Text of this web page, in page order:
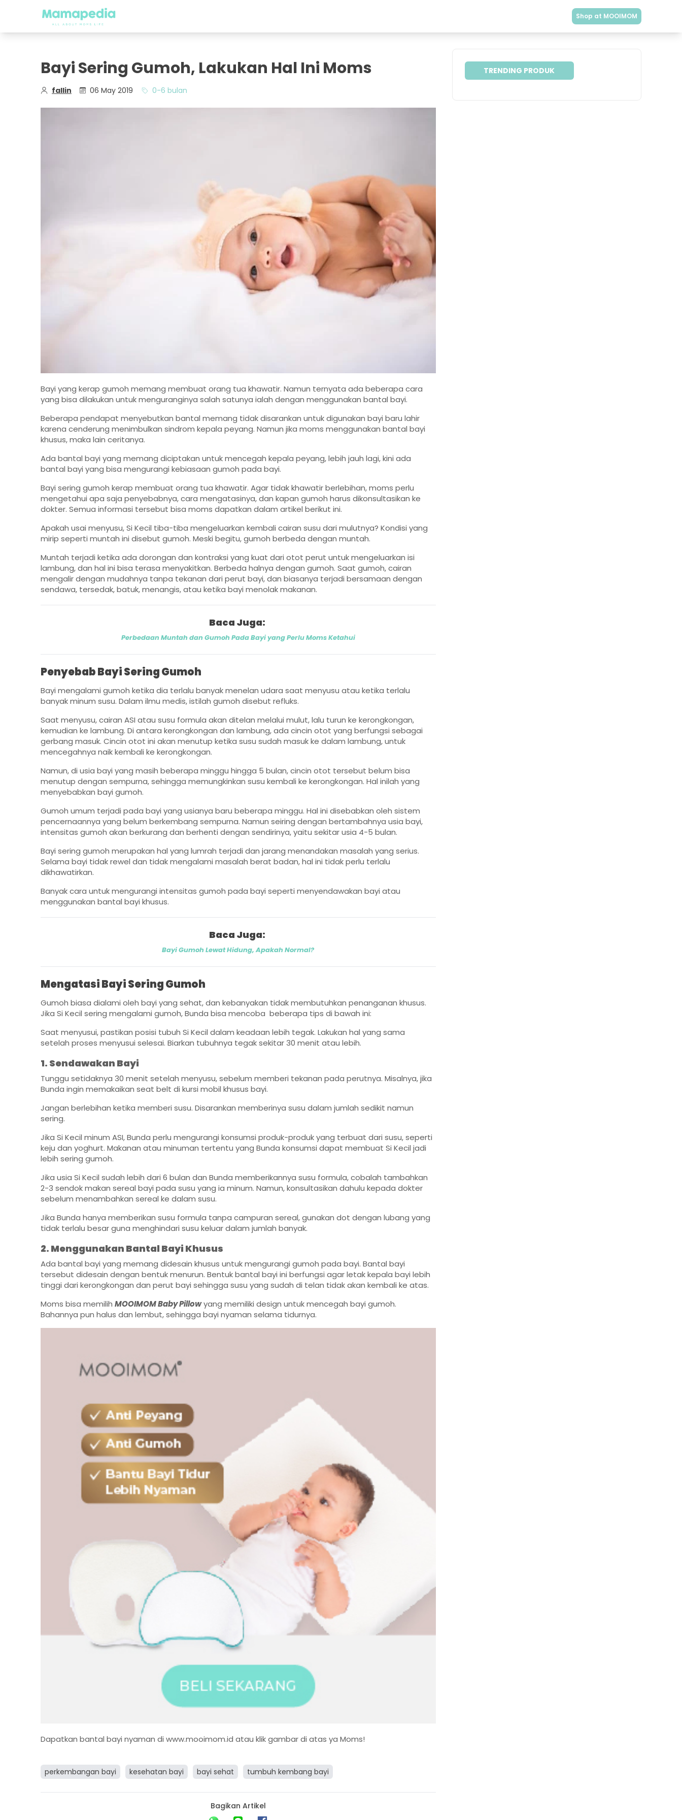
Shop at MOOIMOM
Bayi Sering Gumoh, Lakukan Hal Ini Moms
fallin 06 May 2019 0-6 bulan
Bayi yang kerap gumoh memang membuat orang tua khawatir. Namun ternyata ada beberapa cara
yang bisa dilakukan untuk menguranginya salah satunya ialah dengan menggunakan bantal bayi.
Beberapa pendapat menyebutkan bantal memang tidak disarankan untuk digunakan bayi baru lahir
karena cenderung menimbulkan sindrom kepala peyang. Namun jika moms menggunakan bantal bayi
khusus, maka lain ceritanya.
Ada bantal bayi yang memang diciptakan untuk mencegah kepala peyang, lebih jauh lagi, kini ada
bantal bayi yang bisa mengurangi kebiasaan gumoh pada bayi.
Bayi sering gumoh kerap membuat orang tua khawatir. Agar tidak khawatir berlebihan, moms perlu
mengetahui apa saja penyebabnya, cara mengatasinya, dan kapan gumoh harus dikonsultasikan ke
dokter. Semua informasi tersebut bisa moms dapatkan dalam artikel berikut ini.
Apakah usai menyusu, Si Kecil tiba-tiba mengeluarkan kembali cairan susu dari mulutnya? Kondisi yang
mirip seperti muntah ini disebut gumoh. Meski begitu, gumoh berbeda dengan muntah.
Muntah terjadi ketika ada dorongan dan kontraksi yang kuat dari otot perut untuk mengeluarkan isi
lambung, dan hal ini bisa terasa menyakitkan. Berbeda halnya dengan gumoh. Saat gumoh, cairan
mengalir dengan mudahnya tanpa tekanan dari perut bayi, dan biasanya terjadi bersamaan dengan
sendawa, tersedak, batuk, menangis, atau ketika bayi menolak makanan.
Baca Juga:
Perbedaan Muntah dan Gumoh Pada Bayi yang Perlu Moms Ketahui
Penyebab Bayi Sering Gumoh
Bayi mengalami gumoh ketika dia terlalu banyak menelan udara saat menyusu atau ketika terlalu
banyak minum susu. Dalam ilmu medis, istilah gumoh disebut refluks.
Saat menyusu, cairan ASI atau susu formula akan ditelan melalui mulut, lalu turun ke kerongkongan,
kemudian ke lambung. Di antara kerongkongan dan lambung, ada cincin otot yang berfungsi sebagai
gerbang masuk. Cincin otot ini akan menutup ketika susu sudah masuk ke dalam lambung, untuk
mencegahnya naik kembali ke kerongkongan.
Namun, di usia bayi yang masih beberapa minggu hingga 5 bulan, cincin otot tersebut belum bisa
menutup dengan sempurna, sehingga memungkinkan susu kembali ke kerongkongan. Hal inilah yang
menyebabkan bayi gumoh.
Gumoh umum terjadi pada bayi yang usianya baru beberapa minggu. Hal ini disebabkan oleh sistem
pencernaannya yang belum berkembang sempurna. Namun seiring dengan bertambahnya usia bayi,
intensitas gumoh akan berkurang dan berhenti dengan sendirinya, yaitu sekitar usia 4-5 bulan.
Bayi sering gumoh merupakan hal yang lumrah terjadi dan jarang menandakan masalah yang serius.
Selama bayi tidak rewel dan tidak mengalami masalah berat badan, hal ini tidak perlu terlalu
dikhawatirkan.
Banyak cara untuk mengurangi intensitas gumoh pada bayi seperti menyendawakan bayi atau
menggunakan bantal bayi khusus.
Baca Juga:
Bayi Gumoh Lewat Hidung, Apakah Normal?
Mengatasi Bayi Sering Gumoh
Gumoh biasa dialami oleh bayi yang sehat, dan kebanyakan tidak membutuhkan penanganan khusus.
Jika Si Kecil sering mengalami gumoh, Bunda bisa mencoba beberapa tips di bawah ini:
Saat menyusui, pastikan posisi tubuh Si Kecil dalam keadaan lebih tegak. Lakukan hal yang sama
setelah proses menyusui selesai. Biarkan tubuhnya tegak sekitar 30 menit atau lebih.
1. Sendawakan Bayi
Tunggu setidaknya 30 menit setelah menyusu, sebelum memberi tekanan pada perutnya. Misalnya, jika
Bunda ingin memakaikan seat belt di kursi mobil khusus bayi.
Jangan berlebihan ketika memberi susu. Disarankan memberinya susu dalam jumlah sedikit namun
sering.
Jika Si Kecil minum ASI, Bunda perlu mengurangi konsumsi produk-produk yang terbuat dari susu, seperti
keju dan yoghurt. Makanan atau minuman tertentu yang Bunda konsumsi dapat membuat Si Kecil jadi
lebih sering gumoh.
Jika usia Si Kecil sudah lebih dari 6 bulan dan Bunda memberikannya susu formula, cobalah tambahkan
2-3 sendok makan sereal bayi pada susu yang ia minum. Namun, konsultasikan dahulu kepada dokter
sebelum menambahkan sereal ke dalam susu.
Jika Bunda hanya memberikan susu formula tanpa campuran sereal, gunakan dot dengan lubang yang
tidak terlalu besar guna menghindari susu keluar dalam jumlah banyak.
2. Menggunakan Bantal Bayi Khusus
Ada bantal bayi yang memang didesain khusus untuk mengurangi gumoh pada bayi. Bantal bayi
tersebut didesain dengan bentuk menurun. Bentuk bantal bayi ini berfungsi agar letak kepala bayi lebih
tinggi dari kerongkongan dan perut bayi sehingga susu yang sudah di telan tidak akan kembali ke atas.
Moms bisa memilih MOOIMOM Baby Pillowyang memiliki design untuk mencegah bayi gumoh.
Bahannya pun halus dan lembut, sehingga bayi nyaman selama tidurnya.
Dapatkan bantal bayi nyaman di www.mooimom.id atau klik gambar di atas ya Moms!
perkembangan bayi kesehatan bayi bayi sehat tumbuh kembang bayi
Bagikan Artikel
TRENDING PRODUK